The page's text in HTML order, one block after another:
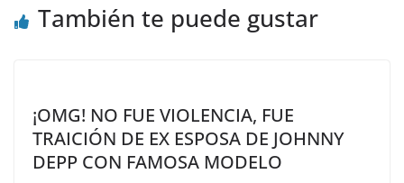
También te puede gustar
¡OMG! NO FUE VIOLENCIA, FUE
TRAICIÓN DE EX ESPOSA DE JOHNNY
DEPP CON FAMOSA MODELO